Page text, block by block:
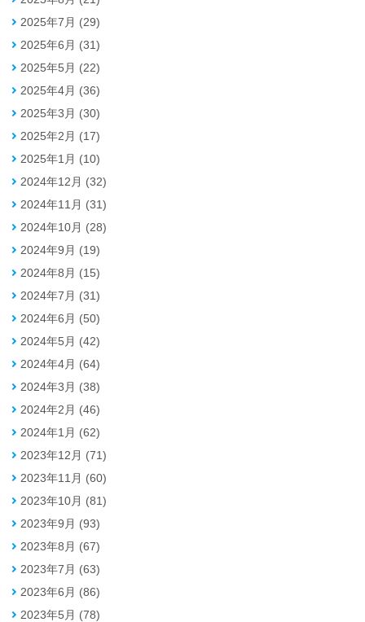
2025年7月 (29)
2025年6月 (31)
2025年5月 (22)
2025年4月 (36)
2025年3月 (30)
2025年2月 (17)
2025年1月 (10)
2024年12月 (32)
2024年11月 (31)
2024年10月 (28)
2024年9月 (19)
2024年8月 (15)
2024年7月 (31)
2024年6月 (50)
2024年5月 (42)
2024年4月 (64)
2024年3月 (38)
2024年2月 (46)
2024年1月 (62)
2023年12月 (71)
2023年11月 (60)
2023年10月 (81)
2023年9月 (93)
2023年8月 (67)
2023年7月 (63)
2023年6月 (86)
2023年5月 (78)